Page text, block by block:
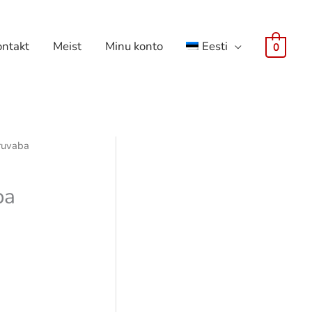
Meist Minu konto Eesti 0